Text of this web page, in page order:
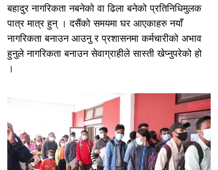
बहादुर नागरिकता नबनेको वा ढिला बनेको प्रतिनिधिमुलक
पात्र मात्र हुन् । दसैंको समयमा घर आएकाहरु नयाँ
नागरिकता बनाउन आउनु र प्रशासनमा कर्मचारीको अभाव
हुनुले नागरिकता बनाउन सेवाग्राहीले सास्ती खेप्नुपरेको हो
।